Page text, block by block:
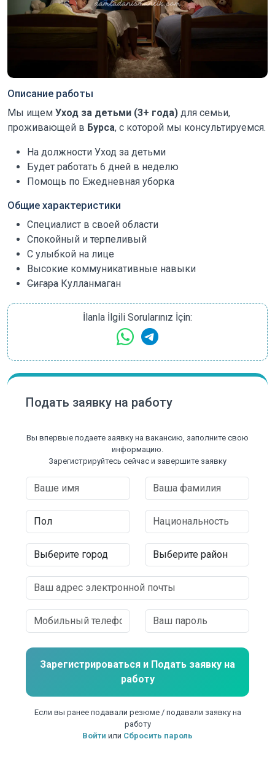
Описание работы
Мы ищем Уход за детьми (3+ года) для семьи,
проживающей в Бурса, с которой мы консультируемся.
На должности Уход за детьми
Будет работать 6 дней в неделю
Помощь по Ежедневная уборка
Общие характеристики
Специалист в своей области
Спокойный и терпеливый
С улыбкой на лице
Высокие коммуникативные навыки
Сигара Кулланмаган
İlanla İlgili Sorularınız İçin:
Подать заявку на работу
Вы впервые подаете заявку на вакансию, заполните свою
информацию.
Зарегистрируйтесь сейчас и завершите заявку
Зарегистрироваться и Подать заявку на
работу
Если вы ранее подавали резюме / подавали заявку на
работу
Войти или Сбросить пароль